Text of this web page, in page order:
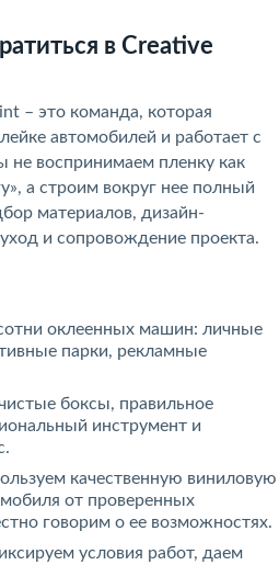
в Creative
– это команда, которая
автомобилей и работает с
воспринимаем пленку как
а строим вокруг нее полный
материалов, дизайн-
и сопровождение проекта.
оклеенных машин: личные
парки, рекламные
боксы, правильное
инструмент и
качественную виниловую
от проверенных
говорим о ее возможностях.
условия работ, даем